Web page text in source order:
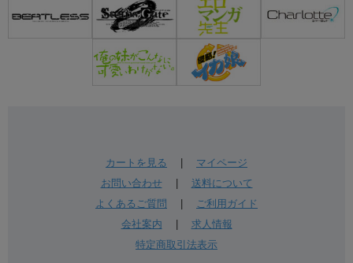
カートを見る
マイページ
お問い合わせ| 送料について
よくあるご質問
ご利用ガイド
会社案内
求人情報
特定商取引法表示